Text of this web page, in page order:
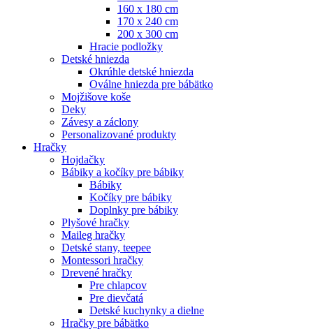
160 x 180 cm
170 x 240 cm
200 x 300 cm
Hracie podložky
Detské hniezda
Okrúhle detské hniezda
Oválne hniezda pre bábätko
Mojžišove koše
Deky
Závesy a záclony
Personalizované produkty
Hračky
Hojdačky
Bábiky a kočíky pre bábiky
Bábiky
Kočíky pre bábiky
Doplnky pre bábiky
Plyšové hračky
Maileg hračky
Detské stany, teepee
Montessori hračky
Drevené hračky
Pre chlapcov
Pre dievčatá
Detské kuchynky a dielne
Hračky pre bábätko